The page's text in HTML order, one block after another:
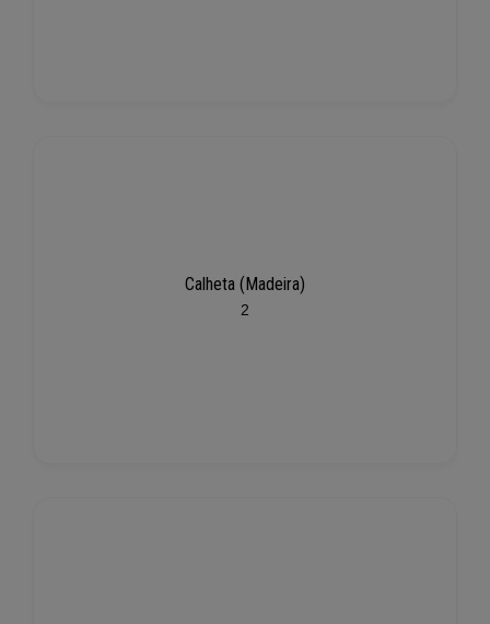
Calheta (Madeira)
2